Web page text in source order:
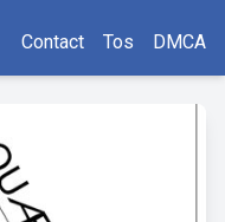
Contact Tos DMCA